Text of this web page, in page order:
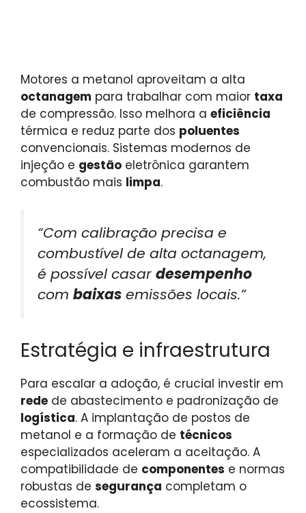
Motores a metanol aproveitam a alta
octanagem para trabalhar com maior taxa
de compressão. Isso melhora a eficiência
térmica e reduz parte dos poluentes
convencionais. Sistemas modernos de
injeção e gestão eletrônica garantem
combustão mais limpa.
“Com calibração precisa e
combustível de alta octanagem,
é possível casar desempenho
com baixas emissões locais.”
Estratégia e infraestrutura
Para escalar a adoção, é crucial investir em
rede de abastecimento e padronização de
logística. A implantação de postos de
metanol e a formação de técnicos
especializados aceleram a aceitação. A
compatibilidade de componentes e normas
robustas de segurança completam o
ecossistema.